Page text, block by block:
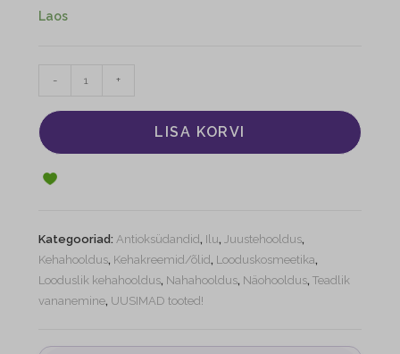
Laos
- +
LISA KORVI
Kategooriad: Antioksüdandid, Ilu, Juustehooldus,
Kehahooldus, Kehakreemid/õlid, Looduskosmeetika,
Looduslik kehahooldus, Nahahooldus, Näohooldus, Teadlik
vananemine, UUSIMAD tooted!